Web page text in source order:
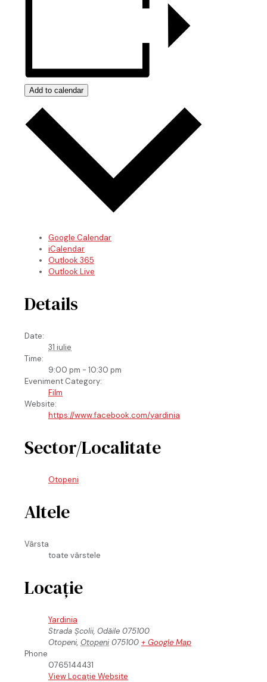
Add to calendar
Google Calendar
iCalendar
Outlook 365
Outlook Live
Details
Date:
31 iulie
Time:
9:00 pm - 10:30 pm
Eveniment Category:
Film
Website:
https://www.facebook.com/yardinia
Sector/Localitate
Otopeni
Altele
Vârsta
toate vârstele
Locație
Yardinia
Strada Școlii, Odăile 075100
Otopeni, Otopeni 075100 + Google Map
Phone
0765144431
View Locație Website